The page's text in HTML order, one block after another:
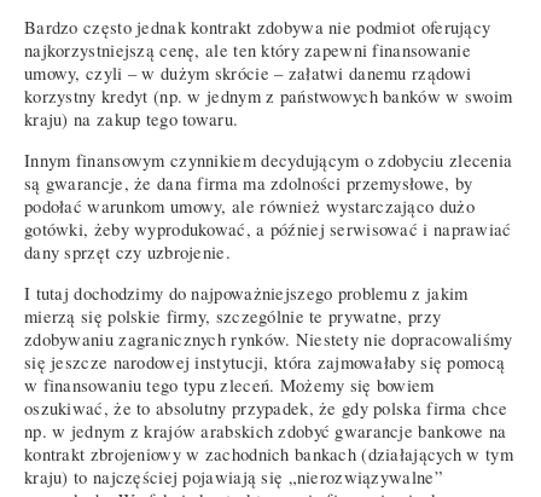
Bardzo często jednak kontrakt zdobywa nie podmiot oferujący
najkorzystniejszą cenę, ale ten który zapewni finansowanie
umowy, czyli – w dużym skrócie – załatwi danemu rządowi
korzystny kredyt (np. w jednym z państwowych banków w swoim
kraju) na zakup tego towaru.
Innym finansowym czynnikiem decydującym o zdobyciu zlecenia
są gwarancje, że dana firma ma zdolności przemysłowe, by
podołać warunkom umowy, ale również wystarczająco dużo
gotówki, żeby wyprodukować, a później serwisować i naprawiać
dany sprzęt czy uzbrojenie.
I tutaj dochodzimy do najpoważniejszego problemu z jakim
mierzą się polskie firmy, szczególnie te prywatne, przy
zdobywaniu zagranicznych rynków. Niestety nie dopracowaliśmy
się jeszcze narodowej instytucji, która zajmowałaby się pomocą
w finansowaniu tego typu zleceń. Możemy się bowiem
oszukiwać, że to absolutny przypadek, że gdy polska firma chce
np. w jednym z krajów arabskich zdobyć gwarancje bankowe na
kontrakt zbrojeniowy w zachodnich bankach (działających w tym
kraju) to najczęściej pojawiają się „nierozwiązywalne”